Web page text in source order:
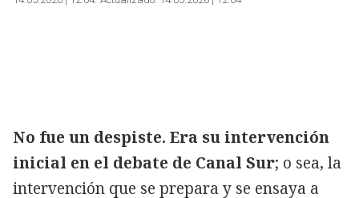
No fue un despiste. Era su intervención
inicial en el debate de Canal Sur; o sea, la
intervención que se prepara y se ensaya a